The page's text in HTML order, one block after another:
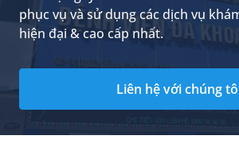
phục vụ và sử dụng các dịch vụ
hiện đại & cao cấp nhất.
Liên hệ với chúng